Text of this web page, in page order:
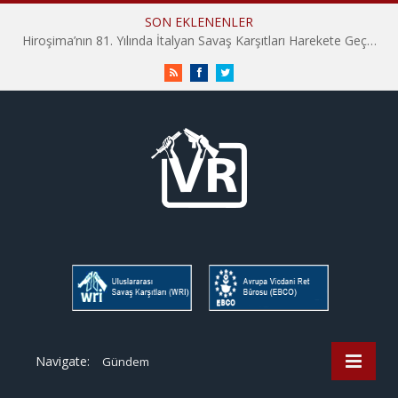
SON EKLENENLER
Hiroşima’nın 81. Yılında İtalyan Savaş Karşıtları Harekete Geçti: “Hatırlamak yeterli değil”
RSS FacebookTwitter
Navigate: Gündem